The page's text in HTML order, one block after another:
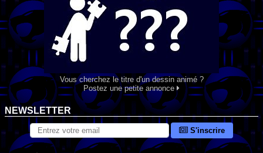
Vous cherchez le titre d'un dessin animé ?
Postez une petite annonce
NEWSLETTER
S'inscrire